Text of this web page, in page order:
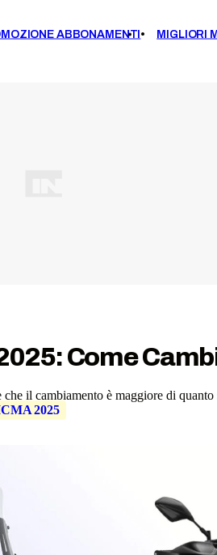
ABBONAMENTI MIGLIORI
Come
il cambiamento è maggiore di
2025